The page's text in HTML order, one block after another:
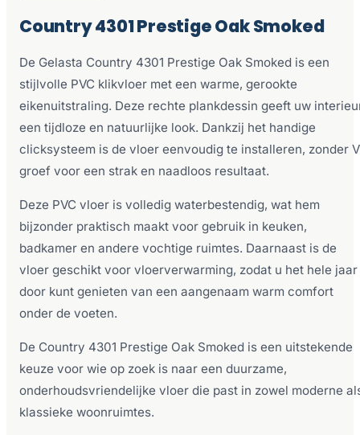
Country 4301 Prestige Oak Smoked
De Gelasta Country 4301 Prestige Oak Smoked is een
stijlvolle PVC klikvloer met een warme, gerookte
eikenuitstraling. Deze rechte plankdessin geeft uw
een tijdloze en natuurlijke look. Dankzij het handige
clicksysteem is de vloer eenvoudig te installeren, zonder
groef voor een strak en naadloos resultaat.
Deze PVC vloer is volledig waterbestendig, wat hem
bijzonder praktisch maakt voor gebruik in keuken,
badkamer en andere vochtige ruimtes. Daarnaast is de
vloer geschikt voor vloerverwarming, zodat u het hele jaar
door kunt genieten van een aangenaam warm comfort
onder de voeten.
De Country 4301 Prestige Oak Smoked is een uitstekende
keuze voor wie op zoek is naar een duurzame,
onderhoudsvriendelijke vloer die past in zowel moderne
klassieke woonruimtes.